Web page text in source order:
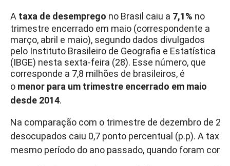
A taxa de desemprego no Brasil caiu a 7,1% no
trimestre encerrado em maio (correspondente a
março, abril e maio), segundo dados divulgados
pelo Instituto Brasileiro de Geografia e Estatística
(IBGE) nesta sexta-feira (28). Esse número, que
corresponde a 7,8 milhões de brasileiros, é
o menor para um trimestre encerrado em maio
desde 2014.
Na comparação com o trimestre de dezembro de
desocupados caiu 0,7 ponto percentual (p.p). A taxa
mesmo período do ano passado, quando foram